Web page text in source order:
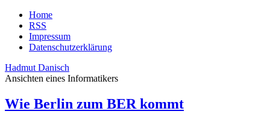
Home
RSS
Impressum
Datenschutzerklärung
Hadmut Danisch
Ansichten eines Informatikers
Wie Berlin zum BER kommt